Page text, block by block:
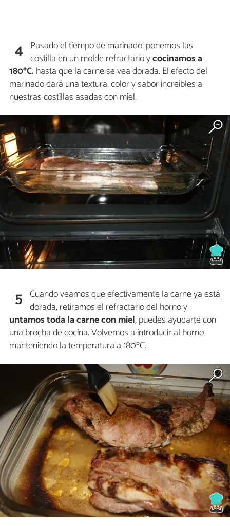
4 Pasado el tiempo de marinado, ponemos las
costilla en un molde refractario ycocinamos a
180ºC.hasta que la carne se vea dorada. El efecto del
marinado dará una textura, color y sabor increíbles a
nuestras costillas asadas con miel.
5 Cuando veamos que efectivamente la carne ya está
dorada, retiramos el refractario del horno y
untamos toda la carne con miel, puedes ayudarte con
una brocha de cocina. Volvemos a introducir al horno
manteniendo la temperatura a 180ºC.